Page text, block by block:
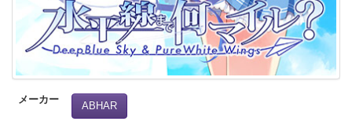
メーカー
ABHAR